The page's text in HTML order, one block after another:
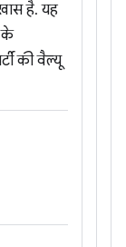
है. यह
के
की वैल्यू